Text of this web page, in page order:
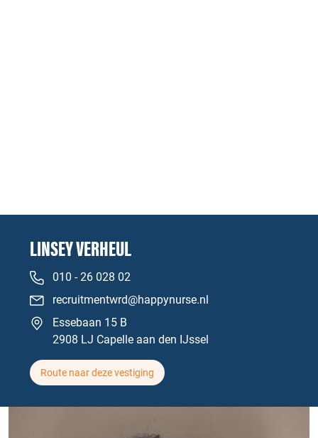
LINSEY VERHEUL
010 - 26 028 02
recruitmentwrd@happynurse.nl
Essebaan 15 B
2908 LJ Capelle aan den IJssel
Route naar deze vestiging